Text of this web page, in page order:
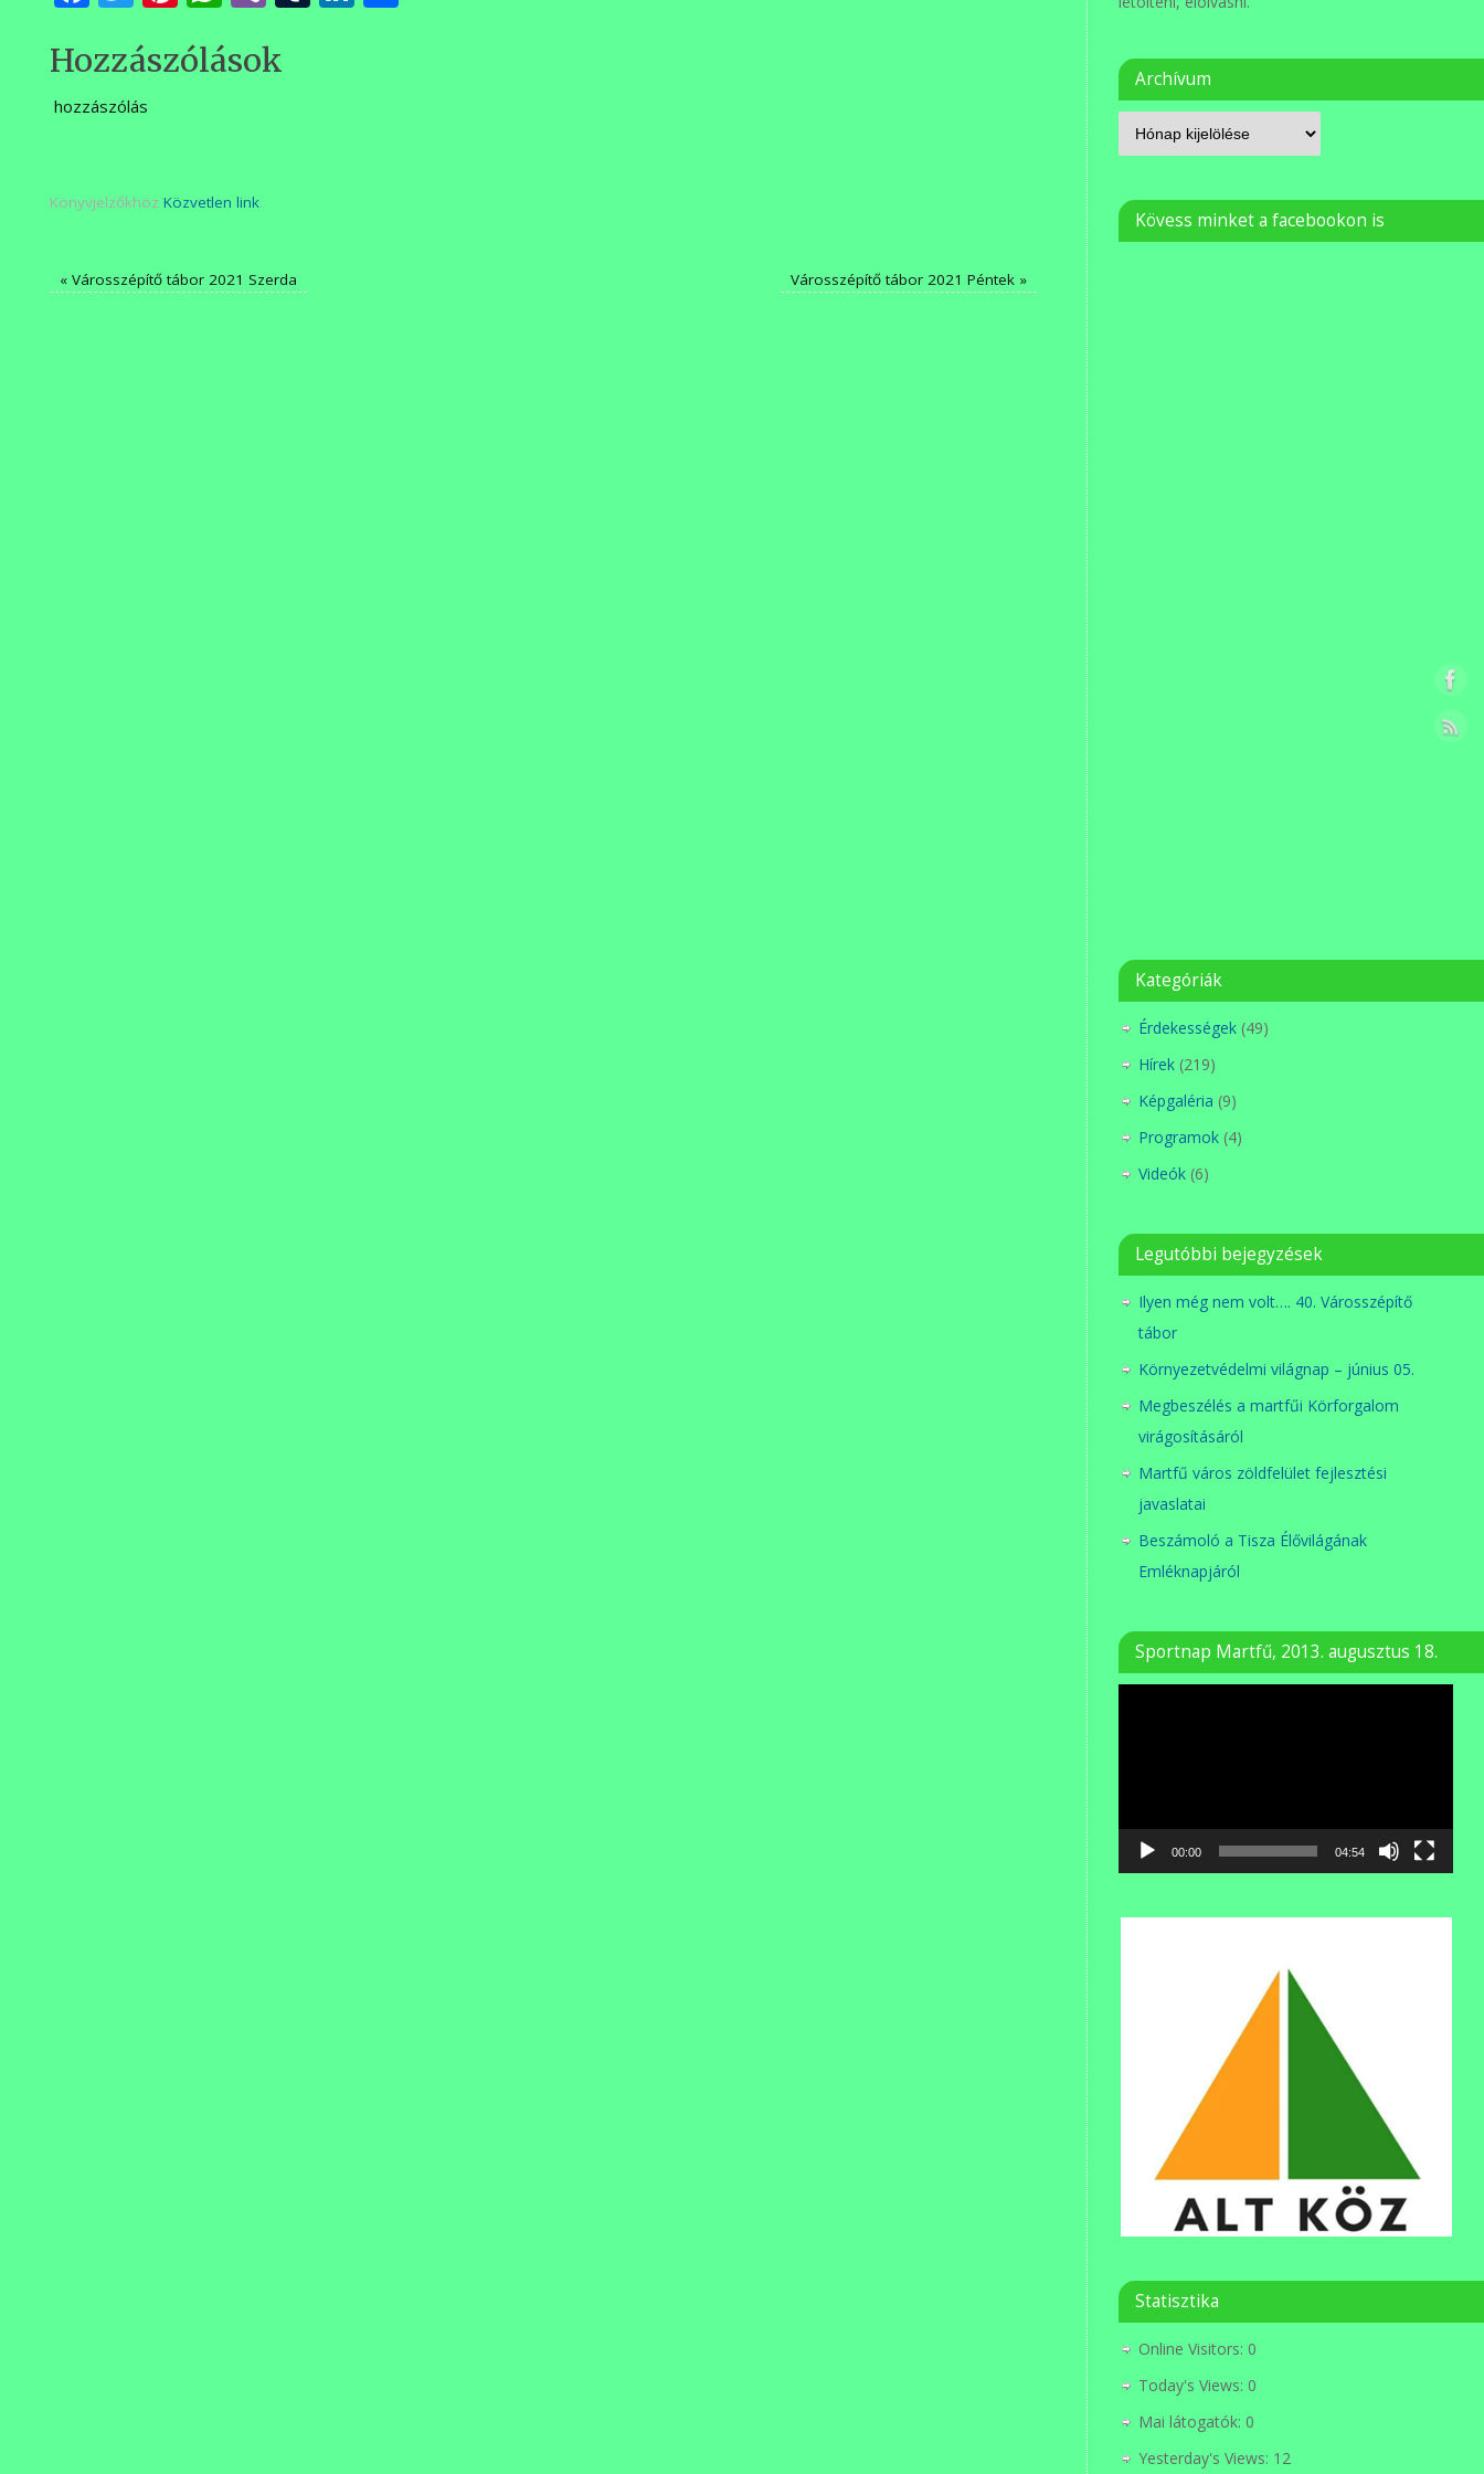
Hozzászólások
hozzászólás
Könyvjelzőkhöz Közvetlen link.
«Városszépítő tábor 2021 Szerda Városszépítő tábor 2021 Péntek »
Archívum
Kövess minket a facebookon is
Kategóriák
Érdekességek (49)
Hírek (219)
Képgaléria (9)
Programok (4)
Videók (6)
Legutóbbi bejegyzések
Ilyen még nem volt…. 40. Városszépítő
tábor
Környezetvédelmi világnap – június 05.
Megbeszélés a martfűi Körforgalom
virágosításáról
Martfű város zöldfelület fejlesztési
javaslatai
Beszámoló a Tisza Élővilágának
Emléknapjáról
Sportnap Martfű, 2013. augusztus 18.
00:00 04:54
Statisztika
Online Visitors: 0
Today's Views: 0
Mai látogatók: 0
Yesterday's Views: 12